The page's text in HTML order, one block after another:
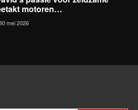
motoren…
mei 2026